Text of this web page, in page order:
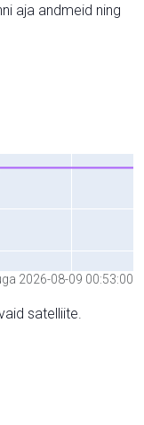
aja andmeid ning
2026-08-09 00:53:00
satelliite.